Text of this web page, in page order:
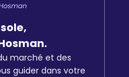
marché et des
guider dans votre